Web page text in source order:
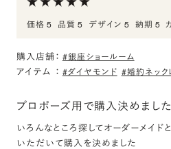
素敵な結婚指輪
ヘアーラインにしようと思って実物を
素敵な結婚指輪
価格 5 品質 5 デザイン 5 納期 5
購入店舗： #銀座ショールーム
アイテム ： #ダイヤモンド #婚約ネック
プロポーズ用で購入決めました
いろんなところ探してオーダーメイ
いただいて購入を決めました